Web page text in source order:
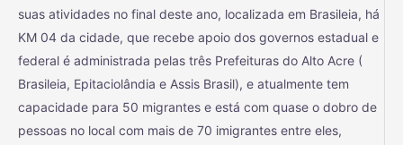
suas atividades no final deste ano, localizada em Brasileia, há
KM 04 da cidade, que recebe apoio dos governos estadual e
federal é administrada pelas três Prefeituras do Alto Acre (
Brasileia, Epitaciolândia e Assis Brasil), e atualmente tem
capacidade para 50 migrantes e está com quase o dobro de
pessoas no local com mais de 70 imigrantes entre eles,